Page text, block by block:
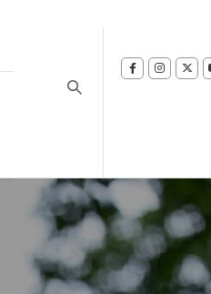
Suscríbase a nuestro
Reciba notificaciones sobre los
Bienestar que le interesan.